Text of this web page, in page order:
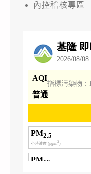
內控稽核專區